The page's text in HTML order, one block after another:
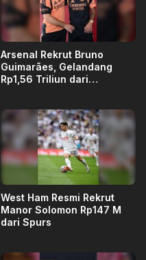
Arsenal Rekrut Bruno
Guimarães, Gelandang
Rp1,56 Triliun dari
West Ham Resmi Rekrut
Manor Solomon Rp147 M
dari Spurs